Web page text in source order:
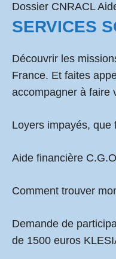
Dossier CNRACL
SERVICES
Découvrir les
France. Et faites
accompagner à faire
Loyers impayés, que
Aide financière
Comment trouver
Demande de
de 1500 euros